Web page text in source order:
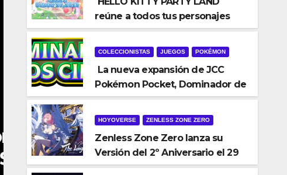
EVENTOS HOYOVERSE
HoYoverse anuncia
para la gamescom 2026
reúne a todos tus personajes
favoritos en un solo lugar; ya
están disponibles las preventas
digitales
COLECCIONISTAS JUEGOS POKÉMON
La nueva expansión de JCC
Pokémon Pocket, Dominador de
los Cielos, se lanza el 29 de julio
HOYOVERSE ZENLESS ZONE ZERO
Zenless Zone Zero lanza su
Versión del 2º Aniversario el 29
de julio – con regalos para todos